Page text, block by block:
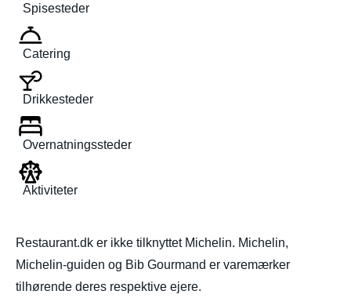
Spisesteder
Catering
Drikkesteder
Overnatningssteder
Aktiviteter
Restaurant.dk er ikke tilknyttet Michelin. Michelin,
Michelin-guiden og Bib Gourmand er varemærker
tilhørende deres respektive ejere.